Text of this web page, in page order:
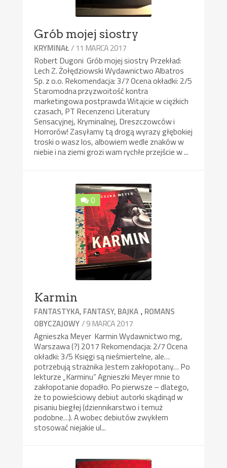
Grób mojej siostry
KRYMINAŁ/ 11 MARCA 2017
Robert Dugoni Grób mojej siostry Przekład:
Lech Z. Żołędziowski Wydawnictwo Albatros
Sp. z o.o. Rekomendacja: 3/7 Ocena okładki: 2/5
Staromodna przyzwoitość kontra
marketingowa postprawda Witajcie w ciężkich
czasach, PT Recenzenci Literatury
Sensacyjnej, Kryminalnej, Dreszczowców i
Horrorów! Zasyłamy tą drogą wyrazy głębokiej
troski o wasz los, albowiem wedle znaków w
niebie i na ziemi grozi wam rychłe przejście w ...
0
Karmin
FANTASTYKA, FANTASY, BAJKA , ROMANS
OBYCZAJOWY/ 9 MARCA 2017
Agnieszka Meyer Karmin Wydawnictwo mg,
Warszawa (?) 2017 Rekomendacja: 2/7 Ocena
okładki: 3/5 Księgi są nieśmiertelne, ale…
potrzebują strażnika Jestem zakłopotany… Po
lekturze „Karminu” Agnieszki Meyer mnie to
zakłopotanie dopadło. Po pierwsze – dlatego,
że to powieściowy debiut autorki skądinąd w
pisaniu biegłej (dziennikarstwo i temuż
podobne…). A wobec debiutów zwykłem
stosować niejakie ul...